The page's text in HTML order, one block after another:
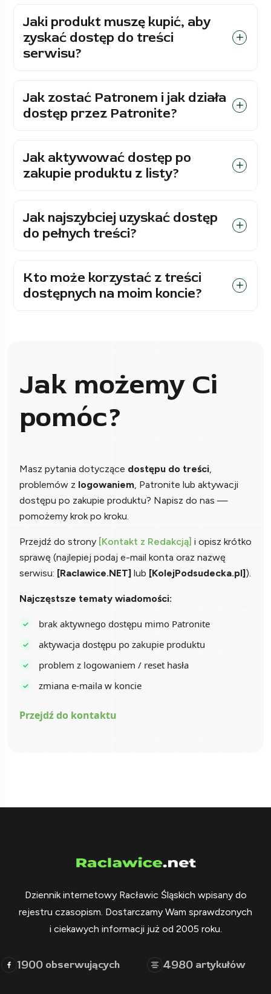
Jaki produkt muszę kupić, aby
zyskać dostęp do treści
serwisu?
Jak zostać Patronem i jak działa
dostęp przez Patronite?
Jak aktywować dostęp po
zakupie produktu z listy?
Jak najszybciej uzyskać dostęp
do pełnych treści?
Kto może korzystać z treści
dostępnych na moim koncie?
Jak możemy Ci
pomóc?
Masz pytania dotyczące dostępu do treści,
problemów z logowaniem, Patronite lub aktywacji
dostępu po zakupie produktu? Napisz do nas —
pomożemy krok po kroku.
Przejdź do strony [Kontakt z Redakcją] i opisz krótko
sprawę (najlepiej podaj e-mail konta oraz nazwę
serwisu: [Raclawice.NET] lub [KolejPodsudecka.pl]).
Najczęstsze tematy wiadomości:
brak aktywnego dostępu mimo Patronite
aktywacja dostępu po zakupie produktu
problem z logowaniem / reset hasła
zmiana e-maila w koncie
Przejdź do kontaktu
Dziennik internetowy Racławic Śląskich wpisany do
rejestru czasopism. Dostarczamy Wam sprawdzonych
i ciekawych informacji już od 2005 roku.
1900 obserwujących 4980 artykułów